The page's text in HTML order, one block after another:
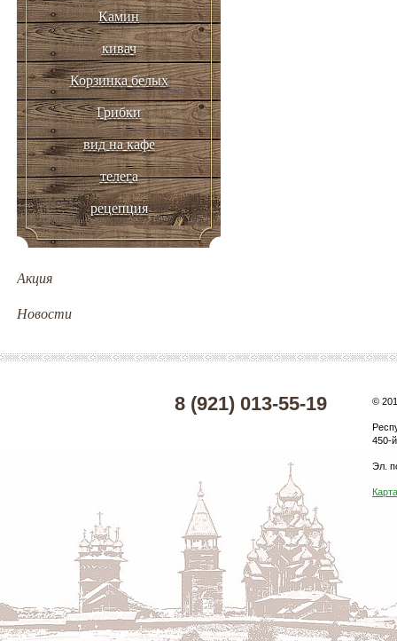
Камин
кивач
Корзинка белых
Грибки
вид на кафе
телега
рецепция
Акция
Новости
8 (921) 013-55-19 ©
450-
Эл.